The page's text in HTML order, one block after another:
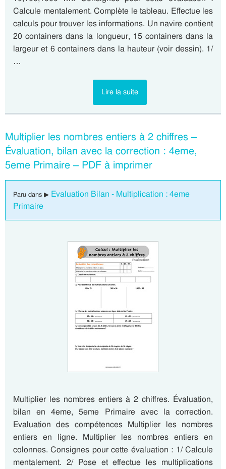
Calcule mentalement. Complète le tableau. Effectue les
calculs pour trouver les informations. Un navire contient
20 containers dans la longueur, 15 containers dans la
largeur et 6 containers dans la hauteur (voir dessin). 1/
…
Lire la suite
Multiplier les nombres entiers à 2 chiffres –
Évaluation, bilan avec la correction : 4eme,
5eme Primaire – PDF à imprimer
Paru dans ▶ Evaluation Bilan - Multiplication : 4eme
Primaire
Multiplier les nombres entiers à 2 chiffres. Évaluation,
bilan en 4eme, 5eme Primaire avec la correction.
Evaluation des compétences Multiplier les nombres
entiers en ligne. Multiplier les nombres entiers en
colonnes. Consignes pour cette évaluation : 1/ Calcule
mentalement. 2/ Pose et effectue les multiplications